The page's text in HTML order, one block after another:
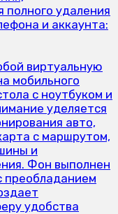
и аккаунта: